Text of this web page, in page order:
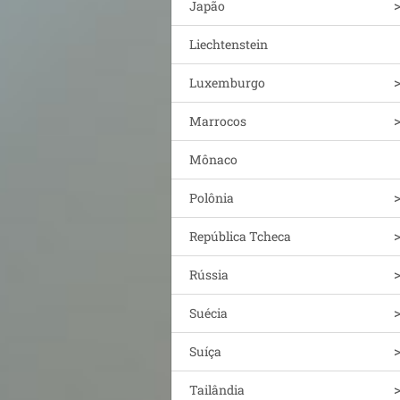
Japão
Liechtenstein
Luxemburgo
Marrocos
Mônaco
Polônia
República Tcheca
Rússia
Suécia
Suíça
Tailândia